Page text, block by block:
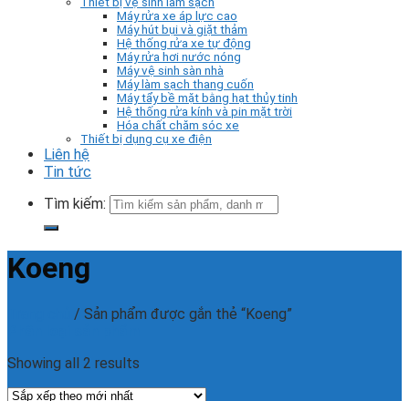
Máy rửa xe áp lực cao
Máy hút bụi và giặt thảm
Hệ thống rửa xe tự động
Máy rửa hơi nước nóng
Máy vệ sinh sàn nhà
Máy làm sạch thang cuốn
Máy tẩy bề mặt bằng hạt thủy tinh
Hệ thống rửa kính và pin mặt trời
Hóa chất chăm sóc xe
Thiết bị dụng cụ xe điện
Liên hệ
Tin tức
Tìm kiếm:
Koeng
/ Sản phẩm được gắn thẻ “Koeng”
Showing all 2 results